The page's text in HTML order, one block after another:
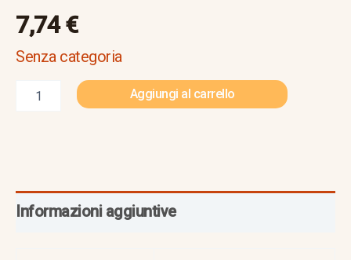
7,74€
Senza categoria
Aggiungi al carrello
Informazioni aggiuntive